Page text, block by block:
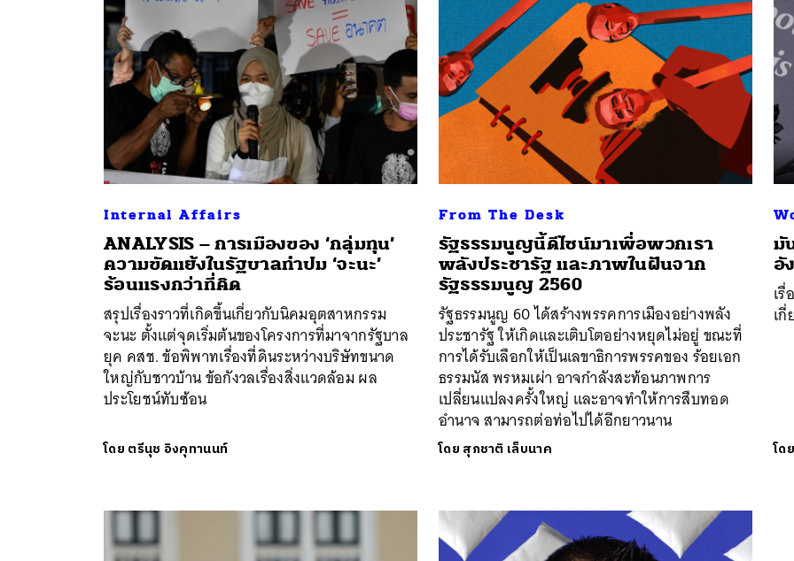
Internal Affairs
ANALYSIS – การเมืองของ ‘กลุ่มทุน’
ความขัดแย้งในรัฐบาลทำปม ‘จะนะ’
ร้อนแรงกว่าที่คิด
สรุปเรื่องราวที่เกิดขึ้นเกี่ยวกับนิคมอุตสาหกรรม
จะนะ ตั้งแต่จุดเริ่มต้นของโครงการที่มาจากรัฐบาล
ยุค คสช. ข้อพิพาทเรื่องที่ดินระหว่างบริษัทขนาด
ใหญ่กับชาวบ้าน ข้อกังวลเรื่องสิ่งแวดล้อม ผล
ประโยชน์ทับซ้อน
โดย ตรีนุช อิงคุทานนท์
From The Desk
รัฐธรรมนูญนี้ดีไซน์มาเพื่อพวกเรา
พลังประชารัฐ และภาพในฝันจาก
รัฐธรรมนูญ 2560
รัฐธรรมนูญ 60 ได้สร้างพรรคการเมืองอย่างพลัง
ประชารัฐ ให้เกิดและเติบโตอย่างหยุดไม่อยู่ ขณะที่
การได้รับเลือกให้เป็นเลขาธิการพรรคของ ร้อยเอก
ธรรมนัส พรหมเผ่า อาจกำลังสะท้อนภาพการ
เปลี่ยนแปลงครั้งใหญ่ และอาจทำให้การสืบทอด
อำนาจ สามารถต่อท่อไปได้อีกยาวนาน
โดย สุภชาติ เล็บนาค
มั
อั
เ
เ
โด
SHARE TWEET LINE EMAIL